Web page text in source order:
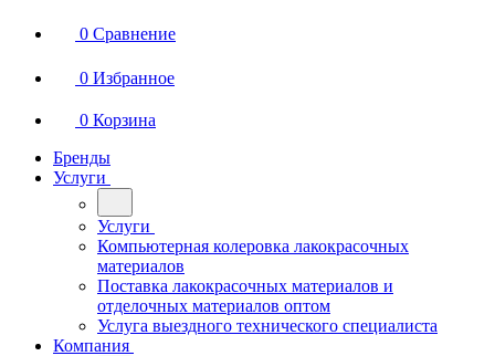
0 Сравнение
0 Избранное
0 Корзина
Бренды
Услуги
Услуги
Компьютерная колеровка лакокрасочных
материалов
Поставка лакокрасочных материалов и
отделочных материалов оптом
Услуга выездного технического специалиста
Компания